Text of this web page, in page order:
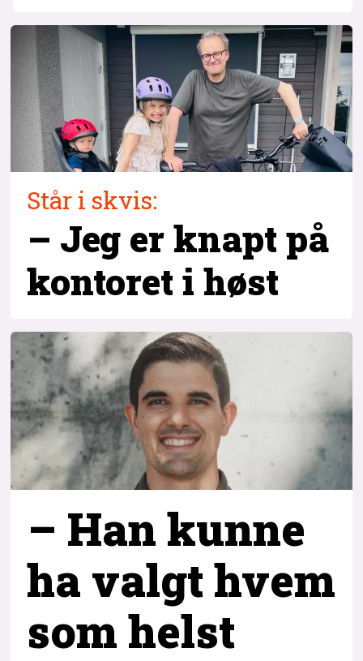
Står i skvis:
– Jeg er knapt på
kontoret i høst
– Han kunne
ha valgt hvem
som helst